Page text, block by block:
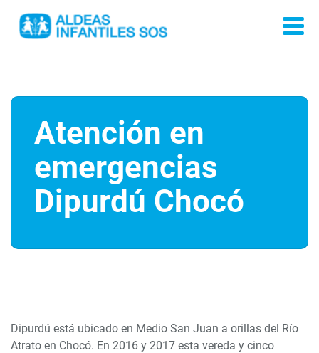
Atención en
emergencias
Dipurdú Chocó
Dipurdú está ubicado en Medio San Juan a orillas del Río
Atrato en Chocó. En 2016 y 2017 esta vereda y cinco